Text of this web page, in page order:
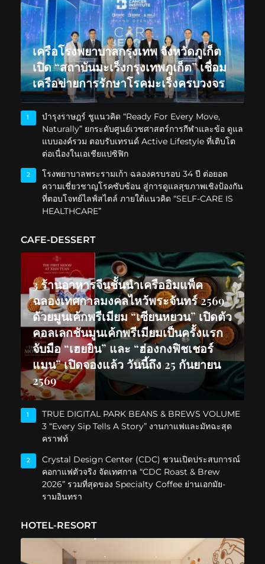
เครือโรงพยาบาลกรุงเทพ จังหวัดภูเก็ต
เปิด “สถาบันมะเร็งกรุงเทพภูเก็ต” เชื่อม
เครือข่ายการรักษาโรคมะเร็งครบวงจร
1
บำรุงราษฎร์ ชูแนวคิด “Ready For Every Move,
Naturally” ยกระดับศูนย์เวชศาสตร์การกีฬาและข้อ ดูแล
แบบองค์รวม ตอบรับเทรนด์ Active Lifestyle ที่เติบโต
ต่อเนื่องในเอเชียแปซิฟิก
2
โรงพยาบาลพระรามเก้า ฉลองครบรอบ 34 ปี ต่อยอด
ความเชี่ยวชาญโรคซับซ้อน สู่การดูแลสุขภาพเชิงป้องกัน
ที่ตอบโจทย์ไลฟ์สไตล์ ภายใต้แนวคิด “SELF-CARE IS
HEALTHCARE”
CAFE-DESSERT
3 ร้านอาหารจีนชั้นนำเครืออิมแพ็ค
ฉลองเทศกาลมงคลไหว้พระจันทร์ 2569
ด้วยมูนเค้กพรีเมียม “เซียนหยวน” เปิดตัว
คอลเลกชันมูนเค้กพรีเมียมเป็นครั้งแรก
จับมือ “เฮยยิน” และ “ฮ่องกงฟิชเชอร์
แมน” เปิดจองแล้ว วันนี้ถึง 25 กันยายน
2569
1
TRUE DIGITAL PARK BEANS & BREWS VOLUME
3 “Every Sip Tells A Story” งานกาแฟและมัทฉะสุด
คราฟท์
2
Crystal Design Center (CDC) ชวนเปิดประสบการณ์
คอกาแฟตัวจริง จัดเทศกาล “CDC Roast & Brew
2026” รวมที่สุดของ Specialty Coffee ย่านเอกมัย-
รามอินทรา
HOTEL-RESORT